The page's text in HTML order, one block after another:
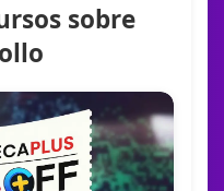
sobre